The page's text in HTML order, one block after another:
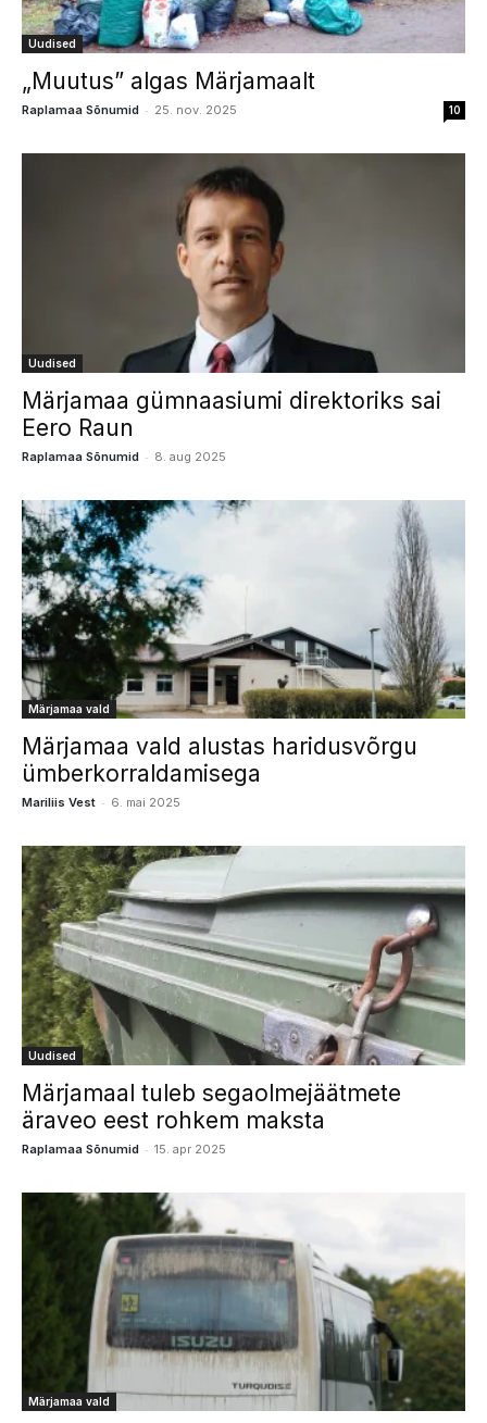
Uudised
„Muutus” algas Märjamaalt
Raplamaa Sõnumid - 25. nov. 2025 10
Uudised
Märjamaa gümnaasiumi direktoriks sai
Eero Raun
Raplamaa Sõnumid - 8. aug 2025
Märjamaa vald
Märjamaa vald alustas haridusvõrgu
ümberkorraldamisega
Mariliis Vest - 6. mai 2025
Uudised
Märjamaal tuleb segaolmejäätmete
äraveo eest rohkem maksta
Raplamaa Sõnumid - 15. apr 2025
Märjamaa vald